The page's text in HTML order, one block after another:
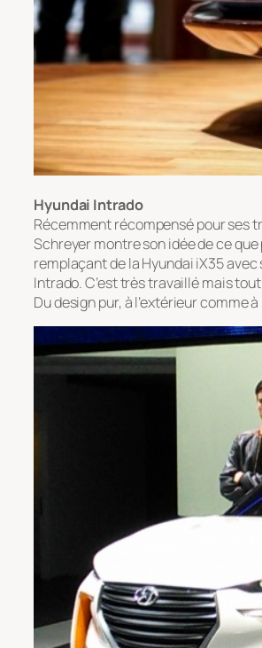
Hyundai Intrado
Récemment récompensé pour ses
Schreyer montre son idée de ce
remplaçant de la Hyundai iX35
Intrado. C’est très travaillé mais
Du design pur, à l’extérieur comme à